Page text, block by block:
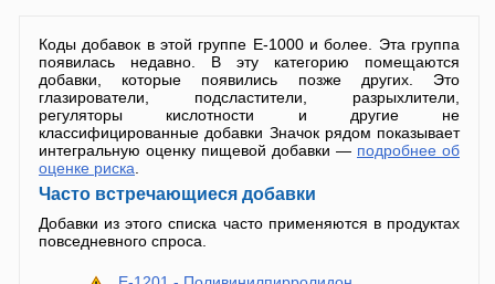
Коды добавок в этой группе Е-1000 и более. Эта группа
появилась недавно. В эту категорию помещаются
добавки, которые появились позже других. Это
глазирователи, подсластители, разрыхлители,
регуляторы кислотности и другие не
классифицированные добавки Значок рядом показывает
интегральную оценку пищевой добавки — подробнее об
оценке риска
Часто встречающиеся добавки
Добавки из этого списка часто применяются в продуктах
повседневного спроса.